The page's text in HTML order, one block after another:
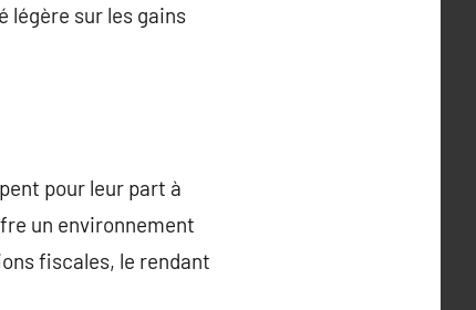
légère sur les gains
pour leur part à
un environnement
fiscales, le rendant